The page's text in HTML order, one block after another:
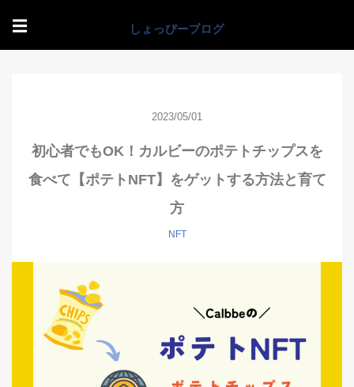
☰
2023/05/01
初心者でもOK！カルビーのポテトチップスを
食べて【ポテトNFT】をゲットする方法と育て
方
NFT